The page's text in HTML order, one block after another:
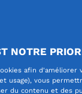
depuis
à la
NOTRE
afin d'améliorer
usage), vous
du contenu et des